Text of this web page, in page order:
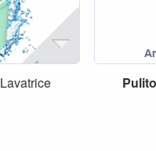
Lavatrice